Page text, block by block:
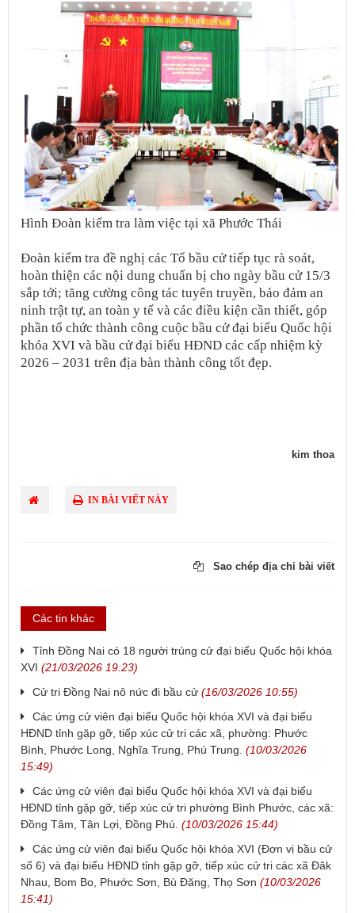
Hình Đoàn kiểm tra làm việc tại xã Phước Thái
Đoàn kiểm tra đề nghị các Tổ bầu cử tiếp tục rà soát,
hoàn thiện các nội dung chuẩn bị cho ngày bầu cử 15/3
sắp tới; tăng cường công tác tuyên truyền, bảo đảm an
ninh trật tự, an toàn y tế và các điều kiện cần thiết, góp
phần tổ chức thành công cuộc bầu cử đại biểu Quốc hội
khóa XVI và bầu cử đại biểu HĐND các cấp nhiệm kỳ
2026 – 2031 trên địa bàn thành công tốt đẹp.
kim thoa
IN BÀI VIẾT NÀY
Sao chép địa chỉ bài viết
Các tin khác
Tỉnh Đồng Nai có 18 người trúng cử đại biểu Quốc hội khóa
XVI (21/03/2026 19:23)
Cử tri Đồng Nai nô nức đi bầu cử (16/03/2026 10:55)
Các ứng cử viên đại biểu Quốc hội khóa XVI và đại biểu
HĐND tỉnh gặp gỡ, tiếp xúc cử tri các xã, phường: Phước
Bình, Phước Long, Nghĩa Trung, Phú Trung. (10/03/2026
15:49)
Các ứng cử viên đại biểu Quốc hội khóa XVI và đại biểu
HĐND tỉnh gặp gỡ, tiếp xúc cử tri phường Bình Phước, các xã:
Đồng Tâm, Tân Lợi, Đồng Phú. (10/03/2026 15:44)
Các ứng cử viên đại biểu Quốc hội khóa XVI (Đơn vị bầu cử
số 6) và đại biểu HĐND tỉnh gặp gỡ, tiếp xúc cử tri các xã Đăk
Nhau, Bom Bo, Phước Sơn, Bù Đăng, Thọ Sơn (10/03/2026
15:41)